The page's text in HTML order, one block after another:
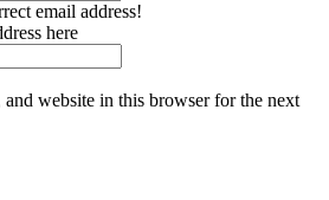
email address!
here
and website in this browser for the next